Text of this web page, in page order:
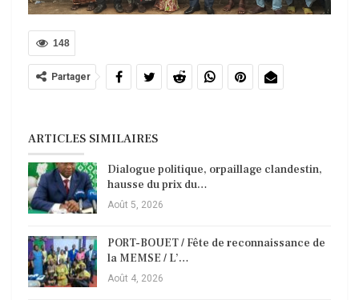
148
Partager
ARTICLES SIMILAIRES
Dialogue politique, orpaillage clandestin,
hausse du prix du…
Août 5, 2026
PORT-BOUET / Fête de reconnaissance de
la MEMSE / L’…
Août 4, 2026